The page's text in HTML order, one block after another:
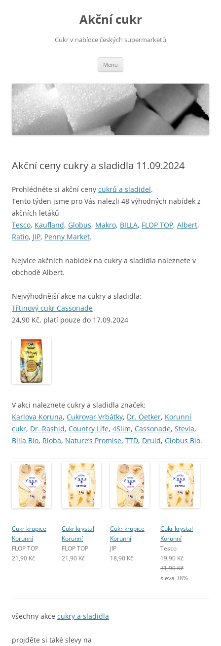
Akční cukr
Cukr v nabídce českých supermarketů
Menu
Akční ceny cukry a sladidla 11.09.2024
Prohlédněte si akční ceny cukrů a sladidel.
Tento týden jsme pro Vás nalezli 48 výhodných nabídek z
akčních letáků
Tesco, Kaufland, Globus, Makro, BILLA, FLOP TOP, Albert,
Ratio, JIP, Penny Market.
Nejvíce akčních nabídek na cukry a sladidla naleznete v
obchodě Albert.
Nejvýhodnější akce na cukry a sladidla:
Třtinový cukr Cassonade
24,90 Kč, platí pouze do 17.09.2024
V akci naleznete cukry a sladidla značek:
Karlova Koruna, Cukrovar Vrbátky, Dr. Oetker, Korunní
cukr, Dr. Rashid, Country Life, 4Slim, Cassonade, Stevia,
Billa Bio, Rioba, Nature’s Promise, TTD, Druid, Globus Bio.
Cukr krupice
Korunní
FLOP TOP
21,90 Kč
Cukr krystal
Korunní
FLOP TOP
21,90 Kč
Cukr krupice
Korunní
JIP
18,90 Kč
Cukr krystal
Korunní
Tesco
19,90 Kč
31,90 Kč
sleva 38%
všechny akce cukry a sladidla
projděte si také slevy na